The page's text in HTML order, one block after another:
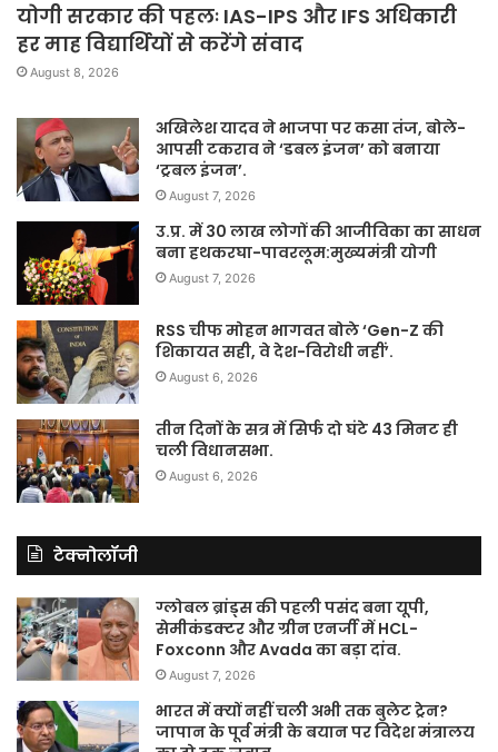
योगी सरकार की पहलः IAS-IPS और IFS अधिकारी
हर माह विद्यार्थियों से करेंगे संवाद
August 8, 2026
अखिलेश यादव ने भाजपा पर कसा तंज, बोले-
आपसी टकराव ने ‘डबल इंजन’ को बनाया
‘ट्रबल इंजन’.
August 7, 2026
उ.प्र. में 30 लाख लोगों की आजीविका का साधन
बना हथकरघा-पावरलूम:मुख्यमंत्री योगी
August 7, 2026
RSS चीफ मोहन भागवत बोले ‘Gen-Z की
शिकायत सही, वे देश-विरोधी नहीं’.
August 6, 2026
तीन दिनों के सत्र में सिर्फ दो घंटे 43 मिनट ही
चली विधानसभा.
August 6, 2026
टेक्नोलॉजी
ग्लोबल ब्रांड्स की पहली पसंद बना यूपी,
सेमीकंडक्टर और ग्रीन एनर्जी में HCL-
Foxconn और Avada का बड़ा दांव.
August 7, 2026
भारत में क्यों नहीं चली अभी तक बुलेट ट्रेन?
जापान के पूर्व मंत्री के बयान पर विदेश मंत्रालय